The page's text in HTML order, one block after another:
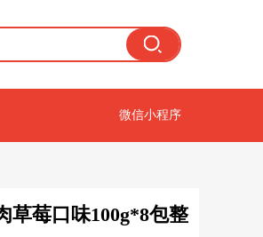
微信小程序
莓口味100g*8包整